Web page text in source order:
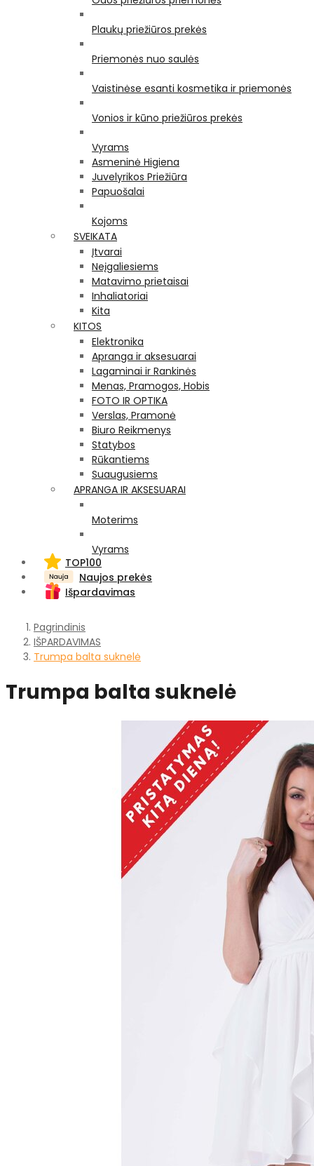
Plaukų priežiūros prekės
Priemonės nuo saulės
Vaistinėse esanti kosmetika ir priemonės
Vonios ir kūno priežiūros prekės
Vyrams
Asmeninė Higiena
Juvelyrikos Priežiūra
Papuošalai
Kojoms
SVEIKATA
Įtvarai
Neįgaliesiems
Matavimo prietaisai
Inhaliatoriai
Kita
KITOS
Elektronika
Apranga ir aksesuarai
Lagaminai ir Rankinės
Menas, Pramogos, Hobis
FOTO IR OPTIKA
Verslas, Pramonė
Biuro Reikmenys
Statybos
Rūkantiems
Suaugusiems
APRANGA IR AKSESUARAI
Moterims
Vyrams
TOP100
Naujos prekės
Išpardavimas
Pagrindinis
IŠPARDAVIMAS
Trumpa balta suknelė
Trumpa balta suknelė